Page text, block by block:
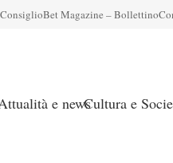
Bet Magazine – Bollettino
e newsCultura e